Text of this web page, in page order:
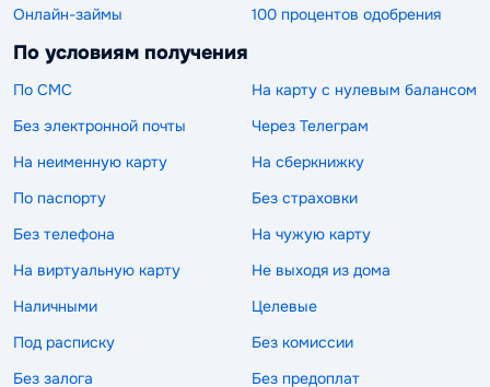
Онлайн-займы
100 процентов одобрения
По условиям получения
По СМС
На карту с нулевым балансом
Без электронной почты
Через Телеграм
На неименную карту
На сберкнижку
По паспорту
Без страховки
Без телефона
На чужую карту
На виртуальную карту
Не выходя из дома
Наличными
Целевые
Под расписку
Без комиссии
Без залога
Без предоплат